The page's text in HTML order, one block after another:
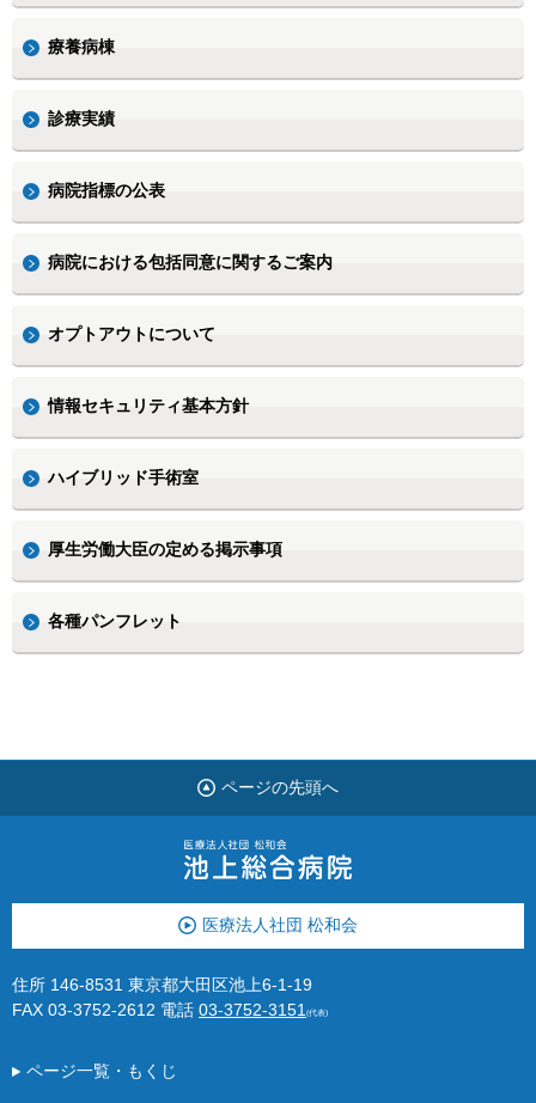
療養病棟
診療実績
病院指標の公表
病院における包括同意に関するご案内
オプトアウトについて
情報セキュリティ基本方針
ハイブリッド手術室
厚生労働大臣の定める掲示事項
各種パンフレット
ページの先頭へ
医療法人社団 松和会
住所 146-8531 東京都大田区池上6-1-19
FAX 03-3752-2612 電話 03-3752-3151 (代表)
ページ一覧・もくじ